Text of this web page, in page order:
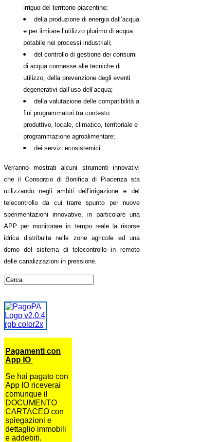
irriguo del territorio piacentino;
del la produzione di energia dall’acqua
e per limitare l’utilizzo plurimo di acqua
potabile nei processi industriali;
del controllo di gestione dei consumi
di acqua connesse alle tecniche di
utilizzo; della prevenzione degli eventi
degenerativi dall’uso dell’acqua;
della valutazione delle compatibilità a
fini programmatori tra contesto
produttivo, locale, climatico, territoriale e
programmazione agroalimentare;
dei servizi ecosistemici.
Verranno mostrati alcuni strumenti innovativi
che il Consorzio di Bonifica di Piacenza sta
utilizzando negli ambiti dell’irrigazione e del
telecontrollo da cui trarre spunto per nuove
sperimentazioni innovative, in particolare una
APP per monitorare in tempo reale la risorse
idrica distribuita nelle zone agricole ed una
demo del sistema di telecontrollo in remoto
delle canalizzazioni in pressione.
Pagamenti con
App IO
Se hai pagato con
App IO riceverai
comunque il
DOCUMENTO
CARTACEO con
spiegazioni e
dettaglio immobili
e addebiti.